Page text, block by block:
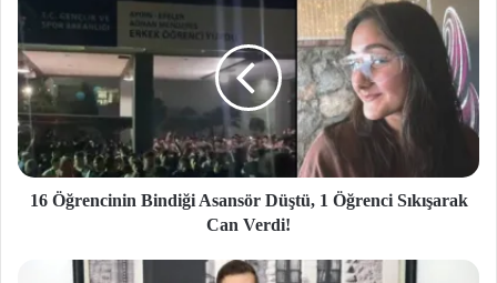
16 Öğrencinin Bindiği Asansör Düştü, 1 Öğrenci Sıkışarak
Can Verdi!